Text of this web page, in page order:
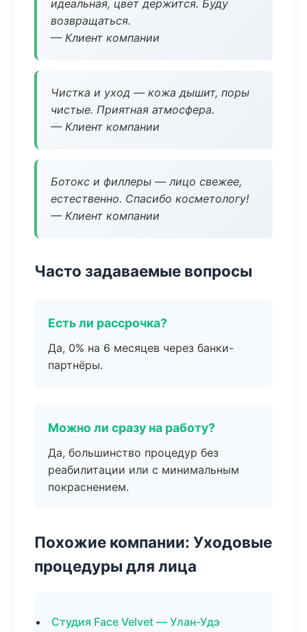
идеальная, цвет держится. Буду
возвращаться.
— Клиент компании
Чистка и уход — кожа дышит, поры
чистые. Приятная атмосфера.
— Клиент компании
Ботокс и филлеры — лицо свежее,
естественно. Спасибо косметологу!
— Клиент компании
Часто задаваемые вопросы
Есть ли рассрочка?
Да, 0% на 6 месяцев через банки-
партнёры.
Можно ли сразу на работу?
Да, большинство процедур без
реабилитации или с минимальным
покраснением.
Похожие компании: Уходовые
процедуры для лица
Студия Face Velvet — Улан-Удэ